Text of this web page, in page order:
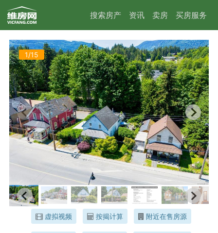
搜索房产 资讯 卖房 买房服务
1/15
虚拟视频 按揭计算 附近在售房源